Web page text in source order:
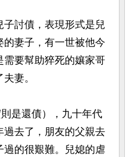
討債，表現形式是兒
妻子，有一世被他今
要幫助猝死的孃家哥
妻。
是還債），九十年代
過去了，朋友的父親去
的很艱難。兒媳的虐